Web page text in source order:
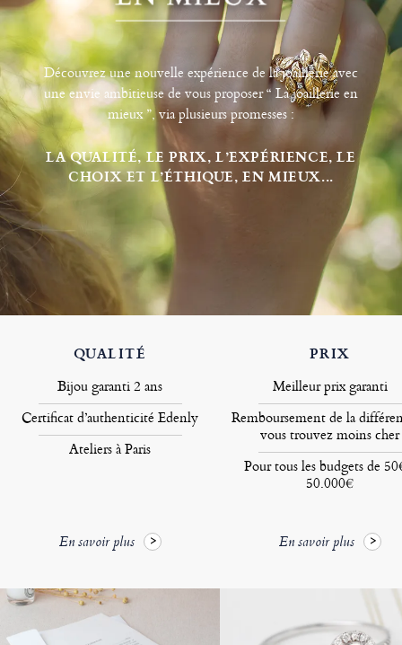
Découvrez une nouvelle expérience de la joaillerie avec
une envie ambitieuse de vous proposer “ La joaillerie en
mieux ”, via plusieurs promesses :
LA QUALITÉ, LE PRIX, L’EXPÉRIENCE, LE
CHOIX ET L’ÉTHIQUE, EN MIEUX...
QUALITÉ
Bijou garanti 2 ans
Certificat d’authenticité Edenly
Ateliers à Paris
En savoir plus
PRIX
Meilleur prix garanti
Remboursement de la
vous trouvez moins cher
Pour tous les budgets de
50.000€
En savoir plus